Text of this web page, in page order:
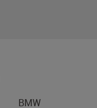
BMW